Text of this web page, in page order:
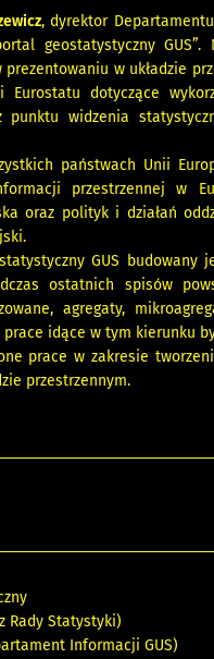
, dyrektor
geostatystyczny
w układzie
Eurostatu dotyczące
widzenia
państwach Unii
przestrzennej w
oraz polityk i działań
GUS
ostatnich spisów
agregaty,
idące w tym kierunku
prace w zakresie
przestrzennym.
Rady Statystyki)
Informacji GUS)